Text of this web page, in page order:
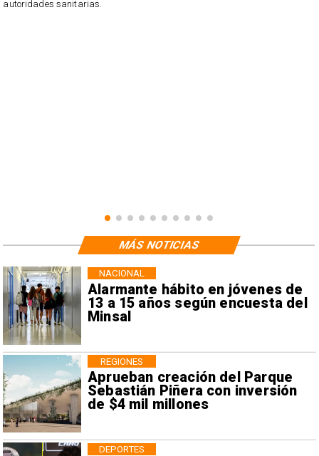
autoridades sanitarias.
Alarmante hábito en jóvenes de
13 a 15 años según encuesta del
Minsal
NACIONAL
Aprueban creación del Parque
Sebastián Piñera con inversión
de $4 mil millones
REGIONES
DEPORTES
MÁS NOTICIAS